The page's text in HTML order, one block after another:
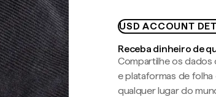
USD ACCOUNT
Receba dinheiro de
Compartilhe os dados
e plataformas de
qualquer lugar do